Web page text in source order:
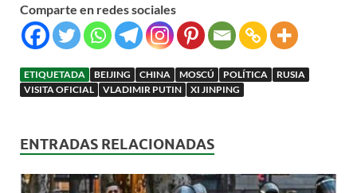
Comparte en redes sociales
ETIQUETADA BEIJING CHINA MOSCÚ POLÍTICA
RUSIA
VISITA OFICIAL
VLADIMIR PUTIN XI JINPING
ENTRADAS RELACIONADAS